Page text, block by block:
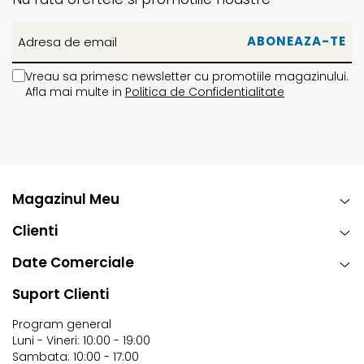
Vreau sa primesc newsletter cu promotiile magazinului.
Afla mai multe in Politica de Confidentialitate
Magazinul Meu
Clienti
Date Comerciale
Suport Clienti
Program general
Luni - Vineri: 10:00 - 19:00
Sambata: 10:00 - 17:00